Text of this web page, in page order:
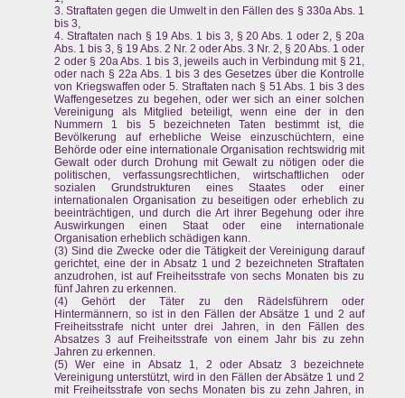
3. Straftaten gegen die Umwelt in den Fällen des § 330a Abs. 1
bis 3,
4. Straftaten nach § 19 Abs. 1 bis 3, § 20 Abs. 1 oder 2, § 20a
Abs. 1 bis 3, § 19 Abs. 2 Nr. 2 oder Abs. 3 Nr. 2, § 20 Abs. 1 oder
2 oder § 20a Abs. 1 bis 3, jeweils auch in Verbindung mit § 21,
oder nach § 22a Abs. 1 bis 3 des Gesetzes über die Kontrolle
von Kriegswaffen oder 5. Straftaten nach § 51 Abs. 1 bis 3 des
Waffengesetzes zu begehen, oder wer sich an einer solchen
Vereinigung als Mitglied beteiligt, wenn eine der in den
Nummern 1 bis 5 bezeichneten Taten bestimmt ist, die
Bevölkerung auf erhebliche Weise einzuschüchtern, eine
Behörde oder eine internationale Organisation rechtswidrig mit
Gewalt oder durch Drohung mit Gewalt zu nötigen oder die
politischen, verfassungsrechtlichen, wirtschaftlichen oder
sozialen Grundstrukturen eines Staates oder einer
internationalen Organisation zu beseitigen oder erheblich zu
beeinträchtigen, und durch die Art ihrer Begehung oder ihre
Auswirkungen einen Staat oder eine internationale
Organisation erheblich schädigen kann.
(3) Sind die Zwecke oder die Tätigkeit der Vereinigung darauf
gerichtet, eine der in Absatz 1 und 2 bezeichneten Straftaten
anzudrohen, ist auf Freiheitsstrafe von sechs Monaten bis zu
fünf Jahren zu erkennen.
(4) Gehört der Täter zu den Rädelsführern oder
Hintermännern, so ist in den Fällen der Absätze 1 und 2 auf
Freiheitsstrafe nicht unter drei Jahren, in den Fällen des
Absatzes 3 auf Freiheitsstrafe von einem Jahr bis zu zehn
Jahren zu erkennen.
(5) Wer eine in Absatz 1, 2 oder Absatz 3 bezeichnete
Vereinigung unterstützt, wird in den Fällen der Absätze 1 und 2
mit Freiheitsstrafe von sechs Monaten bis zu zehn Jahren, in